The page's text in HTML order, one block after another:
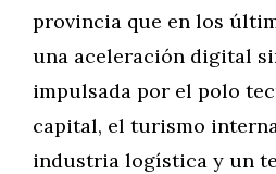
provincia que en los
una aceleración digital
impulsada por el polo
capital, el turismo
industria logística y un